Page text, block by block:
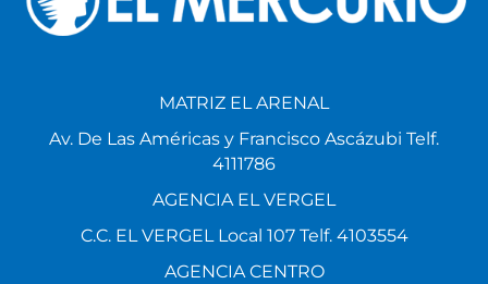
MATRIZ EL ARENAL
Av. De Las Américas y Francisco Ascázubi Telf.
4111786
AGENCIA EL VERGEL
C.C. EL VERGEL Local 107 Telf. 4103554
AGENCIA CENTRO